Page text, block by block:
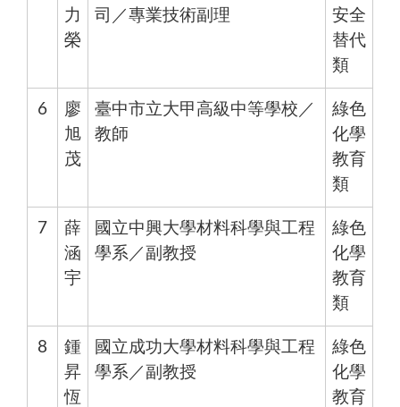
力
榮
司／專業技術副理
安全
替代
類
6
廖
旭
茂
臺中市立大甲高級中等學校／
教師
綠色
化學
教育
類
7
薛
涵
宇
國立中興大學材料科學與工程
學系／副教授
綠色
化學
教育
類
8
鍾
昇
恆
國立成功大學材料科學與工程
學系／副教授
綠色
化學
教育